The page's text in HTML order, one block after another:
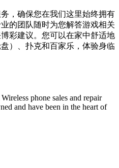
，确保您在我们这里始终拥有
的团队随时为您解答游戏相关
彩建议。您可以在家中舒适地
）、扑克和百家乐，体验身临
phone sales and repair
and have been in the heart of